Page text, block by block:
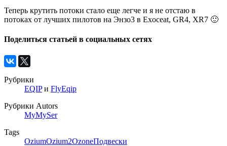
Теперь крутить потоки стало еще легче и я не отстаю в
потоках от лучших пилотов на Энзо3 в Exoceat, GR4, XR7 🙂
Поделиться статьей в социальных сетях
Рубрики
EQIPи FlyEqip
Рубрики Autors
MyMySer
Tags
OziumOzium2OzoneПодвески